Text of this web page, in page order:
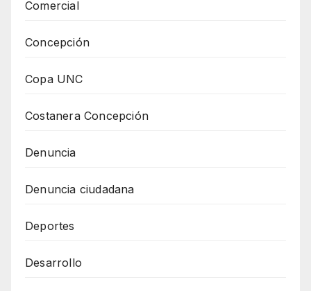
Comercial
Concepción
Copa UNC
Costanera Concepción
Denuncia
Denuncia ciudadana
Deportes
Desarrollo